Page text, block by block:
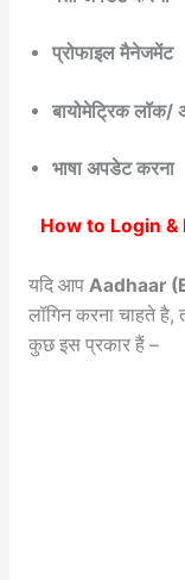
प्रोफाइल मैनेजमेंट
बायोमेट्रिक
भाषा अपडेट करना
How to Login
यदि आप Aadhaar
लॉगिन करना चाहते है,
कुछ इस प्रकार हैं –